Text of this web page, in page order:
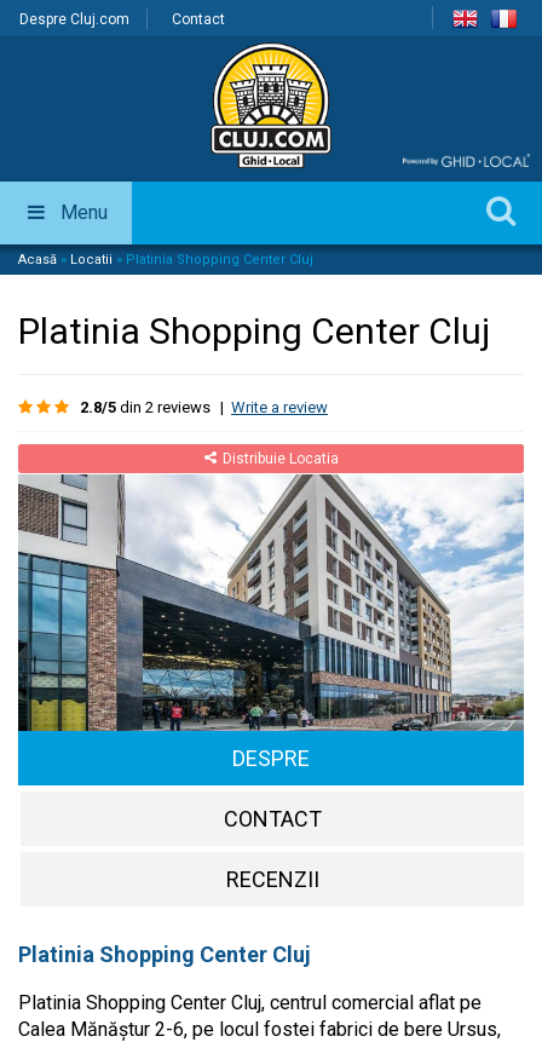
Despre Cluj.com Contact
Menu
Acasă » Locatii » Platinia Shopping Center Cluj
Platinia Shopping Center Cluj
2.8/5 din 2 reviews | Write a review
Distribuie Locatia
DESPRE
CONTACT
RECENZII
Platinia Shopping Center Cluj
Platinia Shopping Center Cluj, centrul comercial aflat pe
Calea Mănăștur 2-6, pe locul fostei fabrici de bere Ursus,